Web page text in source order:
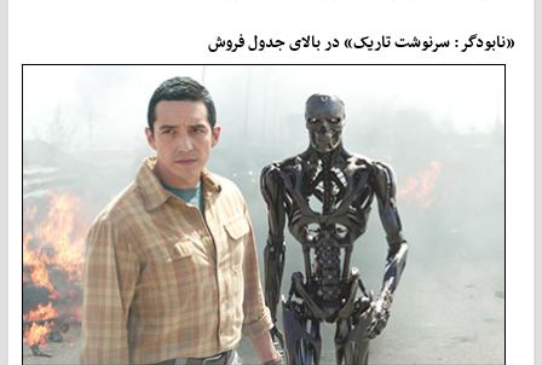
«نابودگر: سرنوشت تاریک» در بالای جدول فروش